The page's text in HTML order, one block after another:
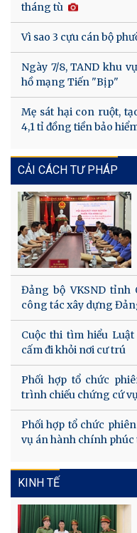
tháng tù
Vì sao 3 cựu cán bộ
Ngày 7/8, TAND khu
hồ mạng Tiến "Bịp"
Mẹ sát hại con ruột,
4,1 tỉ đồng tiền bảo
CẢI CÁCH TƯ PHÁP
Đảng bộ VKSND
công tác xây dựng
Cuộc thi tìm hiểu
cấm đi khỏi nơi cư trú
Phối hợp tổ chức
trình chiếu chứng cứ
Phối hợp tổ chức
vụ án hành chính phúc
KINH TẾ